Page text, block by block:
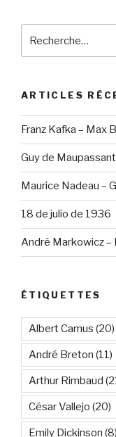
ARTICLES
Franz Kafka – Max
Guy de
Maurice Nadeau –
18 de julio de 1936
André Markowicz
ÉTIQUETTES
Albert Camus (20)
André Breton (11)
Arthur Rimbaud
César Vallejo (20)
Emily Dickinson (8)